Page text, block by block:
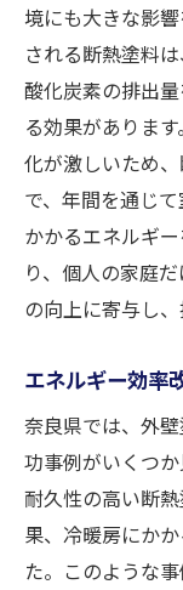
境にも大きな影
される断熱塗料
酸化炭素の排出
る効果がありま
化が激しいため
で、年間を通じ
かかるエネルギ
り、個人の家庭
の向上に寄与し
エネルギー効率
奈良県では、外
功事例がいくつか
耐久性の高い断
果、冷暖房にか
た。このような